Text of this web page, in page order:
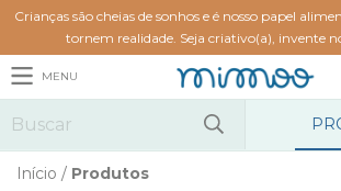
Crianças são cheias de sonhos e é nosso papel
tornem realidade. Seja criativo(a), invente
MENU
Início / Produtos